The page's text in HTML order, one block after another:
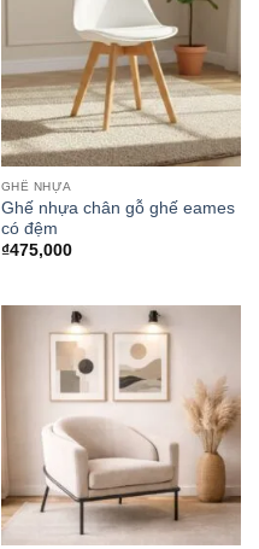
GHẾ NHỰA
Ghế nhựa chân gỗ ghế eames
có đệm
₫475,000